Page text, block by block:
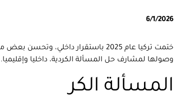
6/1/2026
ختمت تركيا عام 2025 باستقرار داخلي،
وصولها لمشارف حل المسألة الكردية، داخليا وإقليميا.
المسألة الكر